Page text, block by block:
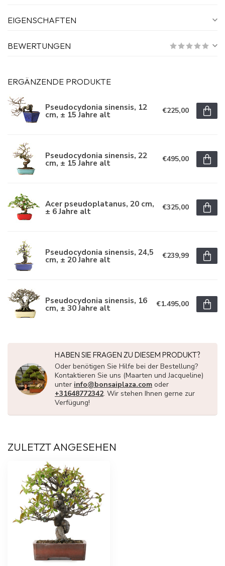
EIGENSCHAFTEN
BEWERTUNGEN
ERGÄNZENDE PRODUKTE
Pseudocydonia sinensis, 12
cm, ± 15 Jahre alt €225,00
Pseudocydonia sinensis, 22
cm, ± 15 Jahre alt €495,00
Acer pseudoplatanus, 20 cm,
± 6 Jahre alt €325,00
Pseudocydonia sinensis, 24,5
cm, ± 20 Jahre alt €239,99
Pseudocydonia sinensis, 16
cm, ± 30 Jahre alt €1.495,00
HABEN SIE FRAGEN ZU DIESEM PRODUKT?
Oder benötigen Sie Hilfe bei der Bestellung?
Kontaktieren Sie uns (Maarten und Jacqueline)
unter info@bonsaiplaza.com oder
+31648772342. Wir stehen Ihnen gerne zur
Verfügung!
ZULETZT ANGESEHEN